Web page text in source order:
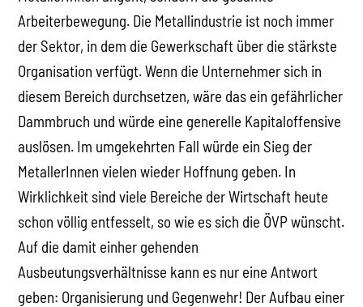
Arbeiterbewegung. Die Metallindustrie ist noch immer
der Sektor, in dem die Gewerkschaft über die stärkste
Organisation verfügt. Wenn die Unternehmer sich in
diesem Bereich durchsetzen, wäre das ein gefährlicher
Dammbruch und würde eine generelle Kapitaloffensive
auslösen. Im umgekehrten Fall würde ein Sieg der
MetallerInnen vielen wieder Hoffnung geben. In
Wirklichkeit sind viele Bereiche der Wirtschaft heute
schon völlig entfesselt, so wie es sich die ÖVP wünscht.
Auf die damit einher gehenden
Ausbeutungsverhältnisse kann es nur eine Antwort
geben: Organisierung und Gegenwehr! Der Aufbau einer